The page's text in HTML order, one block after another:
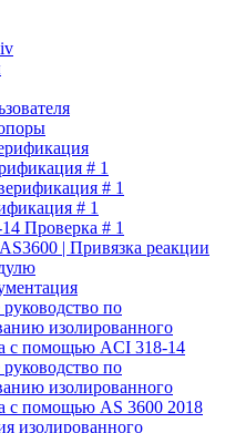
# 1
# 1
# 1
Проверка # 1
| Привязка реакции
по
изолированного
с помощью ACI 318-14
по
изолированного
с помощью AS 3600 2018
изолированного